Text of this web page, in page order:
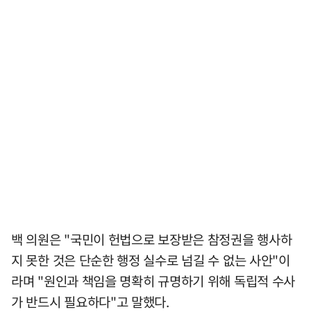
백 의원은 "국민이 헌법으로 보장받은 참정권을 행사하
지 못한 것은 단순한 행정 실수로 넘길 수 없는 사안"이
라며 "원인과 책임을 명확히 규명하기 위해 독립적 수사
가 반드시 필요하다"고 말했다.